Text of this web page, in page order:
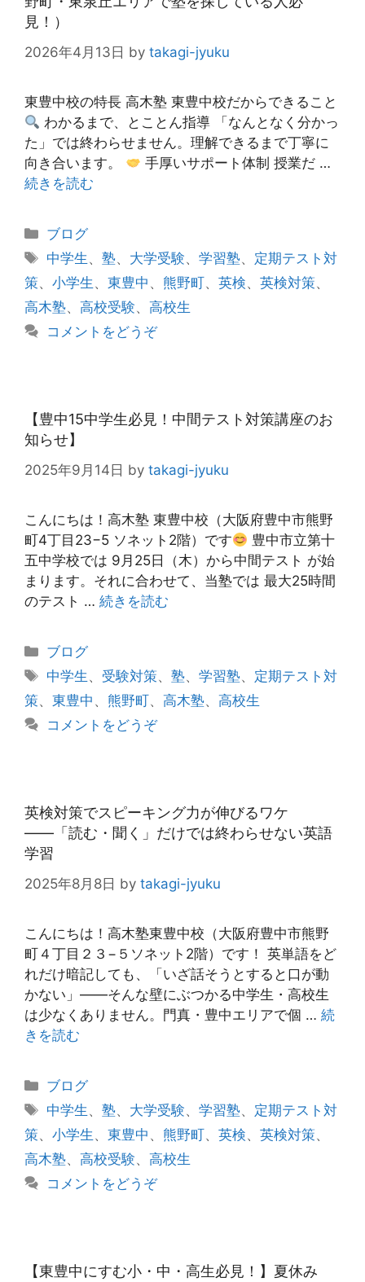
見！）
2026年4月13日 by takagi-jyuku
東豊中校の特長 高木塾 東豊中校だからできること
わかるまで、とことん指導 「なんとなく分かっ
た」では終わらせません。理解できるまで丁寧に
向き合います。
手厚いサポート体制 授業だ …
続きを読む
カ
テ
リ
ー
ブログ
タ
グ
中学生 、塾、 大学受験、学習塾、 定期テスト対
策、 小学生 、 東豊中 、 熊野町、 英検、 英検対策、
高木塾、 高校受験、 高校生
コメントをどうぞ
【豊中15中学生必見！中間テスト対策講座のお
知らせ】
2025年9月14日 by takagi-jyuku
こんにちは！高木塾 東豊中校（大阪府豊中市熊野
町4丁目23−5 ソネット2階）です
豊中市立第十
五中学校では 9月25日（木）から中間テスト が始
まります。それに合わせて、当塾では 最大25時間
のテスト … 続きを読む
カ
テ
リ
ー
ブログ
タ
グ
中学生 、 受験対策、塾、学習塾、 定期テスト対
策、 東豊中 、 熊野町、 高木塾、 高校生
コメントをどうぞ
英検対策でスピーキング力が伸びるワケ
――「読む・聞く」だけでは終わらせない英語
学習
2025年8月8日 by takagi-jyuku
こんにちは！高木塾東豊中校（大阪府豊中市熊野
町４丁目２３−５ソネット2階）です！ 英単語をど
れだけ暗記しても、「いざ話そうとすると口が動
かない」——そんな壁にぶつかる中学生・高校生
は少なくありません。門真・豊中エリアで個 … 続
きを読む
カ
テ
リ
ー
ブログ
タ
グ
中学生 、塾、 大学受験、学習塾、 定期テスト対
策、 小学生 、 東豊中 、 熊野町、 英検、 英検対策、
高木塾、 高校受験、 高校生
コメントをどうぞ
【東豊中にすむ小・中・高生必見！】夏休み